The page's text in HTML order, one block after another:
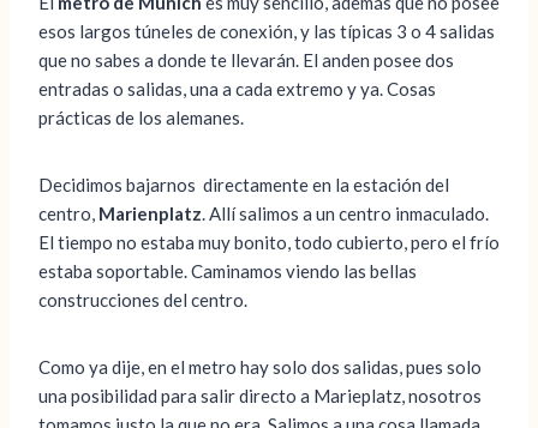
esos largos túneles de conexión, y las típicas 3 o 4 salidas
que no sabes a donde te llevarán. El anden posee dos
entradas o salidas, una a cada extremo y ya. Cosas
prácticas de los alemanes.
Decidimos bajarnos directamente en la estación del
centro, Marienplatz. Allí salimos a un centro inmaculado.
El tiempo no estaba muy bonito, todo cubierto, pero el frío
estaba soportable. Caminamos viendo las bellas
construcciones del centro.
Como ya dije, en el metro hay solo dos salidas, pues solo
una posibilidad para salir directo a Marieplatz, nosotros